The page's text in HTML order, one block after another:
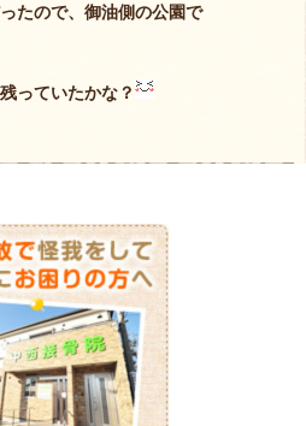
たので、御油側の公園で
っていたかな？